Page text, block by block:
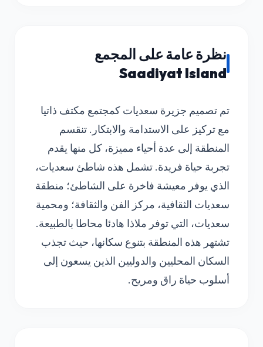
نظرة عامة على المجمع
Saadiyat Island
تم تصميم جزيرة سعديات كمجتمع مكتف ذاتيا
مع تركيز على الاستدامة والابتكار. تنقسم
المنطقة إلى عدة أحياء مميزة، كل منها يقدم
تجربة حياة فريدة. تشمل هذه شاطئ سعديات،
الذي يوفر معيشة فاخرة على الشاطئ؛ منطقة
سعديات الثقافية، مركز الفن والثقافة؛ ومحمية
سعديات، التي توفر ملاذا هادئا محاطا بالطبيعة.
تشتهر هذه المنطقة بتنوع سكانها، حيث تجذب
السكان المحليين والدوليين الذين يسعون إلى
أسلوب حياة راق ومريح.